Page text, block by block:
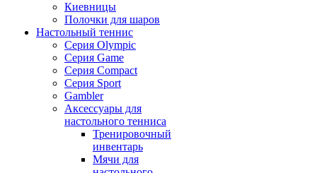
Киевницы
Полочки для шаров
Настольный теннис
Серия Olympic
Серия Game
Серия Compact
Серия Sport
Gambler
Аксессуары для
настольного тенниса
Тренировочный
инвентарь
Мячи для